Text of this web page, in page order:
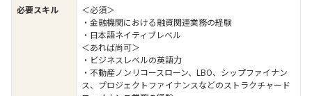
必要スキル
＜必須＞
・金融機関における融資関連業務の経験
・日本語ネイティブレベル
＜あれば尚可＞
・ビジネスレベルの英語力
・不動産ノンリコースローン、LBO、シップファイナン
ス、プロジェクトファイナンスなどのストラクチャード